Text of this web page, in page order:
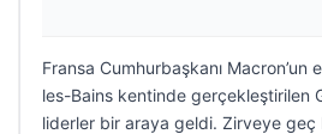
Fransa Cumhurbaşkanı Macron’un
les-Bains kentinde gerçekleştirilen
liderler bir araya geldi. Zirveye geç